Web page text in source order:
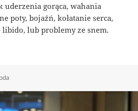
uderzenia gorąca, wahania
poty, bojaźń, kołatanie serca,
libido, lub problemy ze snem.